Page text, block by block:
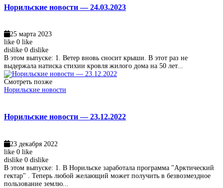
Норильские новости — 24.03.2023
25 марта 2023
like 0 like
dislike 0 dislike
В этом выпуске: 1. Ветер вновь сносит крыши. В этот раз не
выдержала натиска стихии кровля жилого дома на 50 лет...
Смотреть позже
Норильские новости
Норильские новости — 23.12.2022
23 декабря 2022
like 0 like
dislike 0 dislike
В этом выпуске: 1. В Норильске заработала программа "Арктический
гектар" . Теперь любой желающий может получить в безвозмездное
пользование землю...